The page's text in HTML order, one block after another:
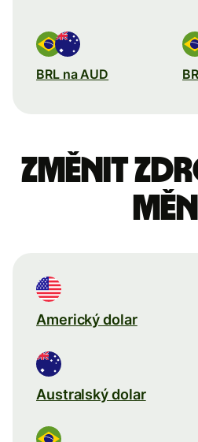
BRL na AUD
Změnit
Americký dolar
Australský dolar